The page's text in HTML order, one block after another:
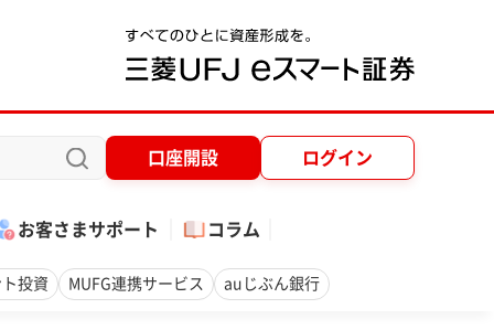
口座開設 ログイン
お客さまサポート コラム
投資 MUFG連携サービス auじぶん銀行